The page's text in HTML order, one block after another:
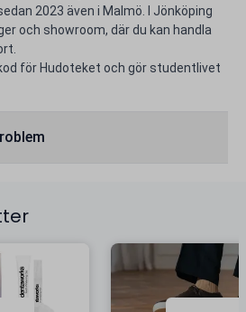
2023 även i Malmö. I Jönköping
och showroom, där du kan handla
för Hudoteket och gör studentlivet